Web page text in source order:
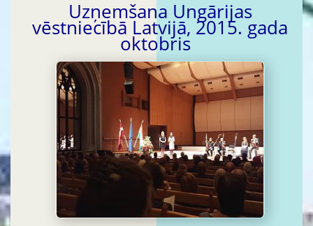
Uzņemšana Ungārijas
vēstniecībā Latvijā, 2015. gada
oktobris